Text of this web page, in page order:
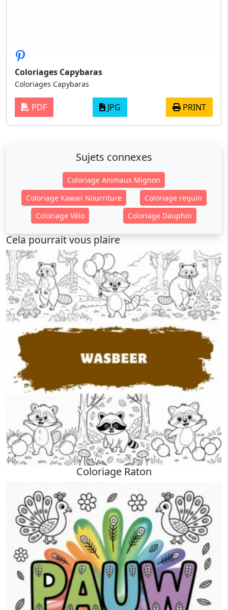
Coloriages Capybaras
Coloriages Capybaras
PDF JPG PRINT
Sujets connexes
Coloriage Animaux Mignon
Coloriage Kawaii Nourriture
Coloriage requin
Coloriage Vélo
Coloriage Dauphin
Cela pourrait vous plaire
Coloriage Raton